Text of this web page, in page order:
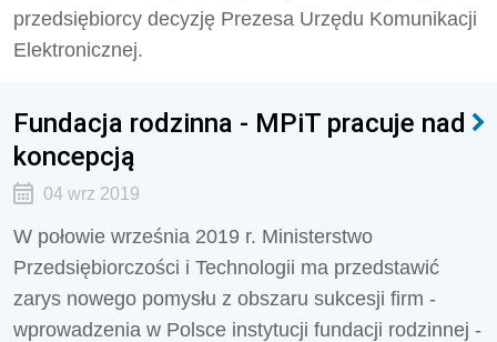
przedsiębiorcy decyzję Prezesa Urzędu Komunikacji
Elektronicznej.
Fundacja rodzinna - MPiT pracuje nad
koncepcją
04 wrz 2019
W połowie września 2019 r. Ministerstwo
Przedsiębiorczości i Technologii ma przedstawić
zarys nowego pomysłu z obszaru sukcesji firm -
wprowadzenia w Polsce instytucji fundacji rodzinnej -